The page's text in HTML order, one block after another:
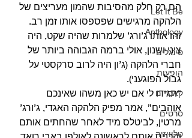
Let It Be
Anthology
סינגלים
הופעות
קאברים
סרטים
טלוויזיה
הם רק חלק מהסיבות שהמון מעריצים של
הלהקה מרגישים שפספסו אותו זמן רב.
זהו אותו ג’ורג’ שלמרות שהיה שקט, היה
ציני ושנון, אולי ברמה הגבוהה ביותר של
חברי הלהקה (ג’ון היה לרוב סרקסטי על
גבול הפוגעני).
“תגידו לי אם יש כאן משהו שאינכם
אוהבים”, אמר מפיק הלהקה האגדי, ג’ורג’
מרטין, לביטלס מיד לאחר שהחתים אותם